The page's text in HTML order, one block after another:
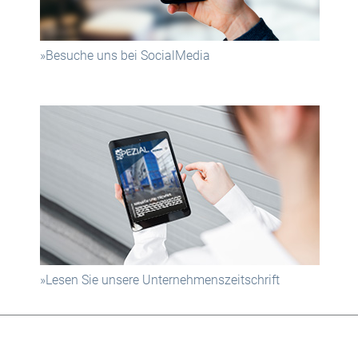
»Besuche uns bei SocialMedia
»Lesen Sie unsere Unternehmenszeitschrift